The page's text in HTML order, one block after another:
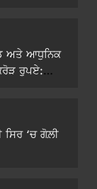
ਅਤੇ ਆਧੁਨਿਕ
ਰੁਪਏ:
ਸਿਰ ‘ਚ ਗੋਲ਼ੀ